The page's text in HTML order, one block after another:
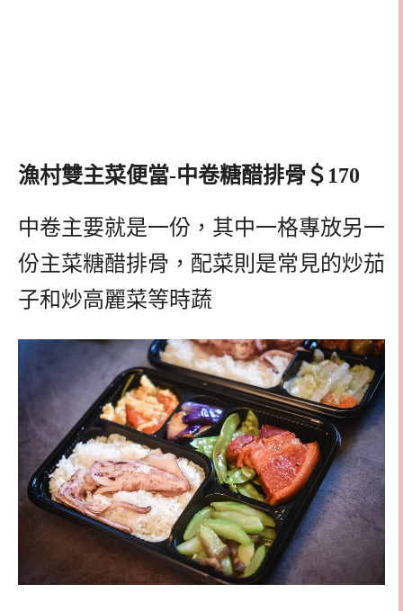
漁村雙主菜便當-中卷糖醋排骨＄170
中卷主要就是一份，其中一格專放另一
份主菜糖醋排骨，配菜則是常見的炒茄
子和炒高麗菜等時蔬